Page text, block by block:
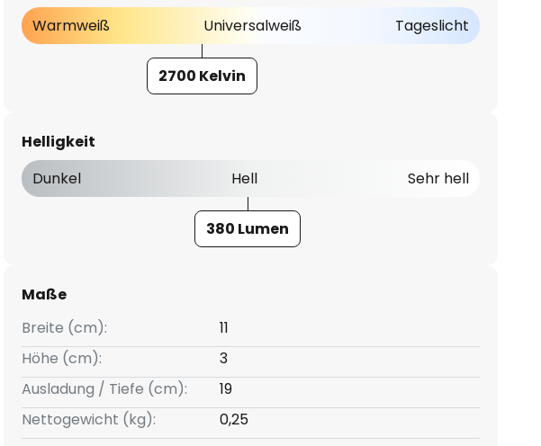
Warmweiß
Universalweiß Tageslicht
2700 Kelvin
Helligkeit
Dunkel
Hell Sehr hell
380 Lumen
Maße
Breite (cm):
11
Höhe (cm):
3
Ausladung / Tiefe (cm):
19
Nettogewicht (kg):
0,25